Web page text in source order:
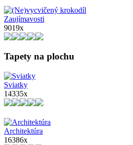
Zaujímavosti
9019x
Tapety na plochu
Sviatky
14335x
Architektúra
16386x